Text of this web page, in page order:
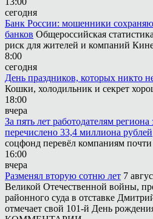
сегодня
Банк России: мошенники
банков Общероссийская
риск для жителей и компаний
8:00
сегодня
День праздников, которых никто
Кошки, холодильник и секрет
18:00
вчера
За пять лет работодателям
перечислено 33,4 миллиона рублей
соцфонд перевёл компаниям
16:00
вчера
Разменял вторую сотню лет 7
Великой Отечественной войны,
районного суда в отставке
отмечает свой 101-й День